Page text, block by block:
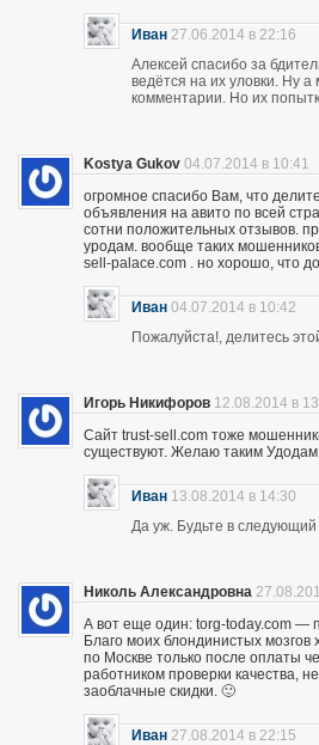
Иван 27.06.2014 в 22:16
Алексей спасибо за
ведётся на их уловки. Ну
комментарии. Но их
Kostya Gukov 04.07.2014 в 10:41
огромное спасибо Вам, что
объявления на авито по всей
сотни положительных отзывов.
уродам. вообще таких
sell-palace.com . но хорошо, что
Иван 04.07.2014 в 10:42
Пожалуйста!, делитесь
Игорь Никифоров 12.08.2014 в
Сайт trust-sell.com тоже
существуют. Желаю таким Удодам
Иван 13.08.2014 в 14:30
Да уж. Будьте в
Николь Александровна
А вот еще один: torg-today.com —
Благо моих блондинистых
по Москве только после оплаты
работником проверки качества,
заоблачные скидки. 🙂
Иван 27.08.2014 в 22:15